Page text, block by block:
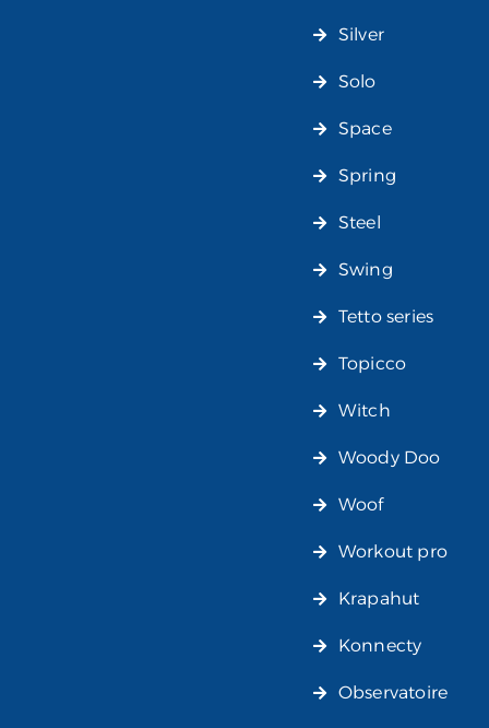
Silver
Solo
Space
Spring
Steel
Swing
Tetto series
Topicco
Witch
Woody Doo
Woof
Workout pro
Krapahut
Konnecty
Observatoire